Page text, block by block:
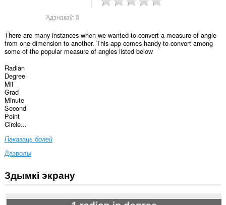
Адзнакаў:3
There are many instances when we wanted to convert a measure of angle
from one dimension to another. This app comes handy to convert among
some of the popular measure of angles listed below
Radian
Degree
Mil
Grad
Minute
Second
Point
Circle...
Паказаць болей
Дазволы
Гэта
пашырэнне
мець
Здымкі экрану